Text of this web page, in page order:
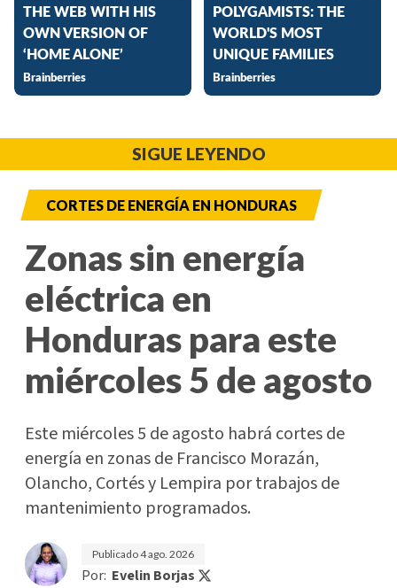
SIGUE LEYENDO
CORTES DE ENERGÍA EN HONDURAS
Zonas sin energía
eléctrica en
Honduras para este
miércoles 5 de agosto
Este miércoles 5 de agosto habrá cortes de
energía en zonas de Francisco Morazán,
Olancho, Cortés y Lempira por trabajos de
mantenimiento programados.
Publicado4 ago. 2026
Por: Evelin Borjas